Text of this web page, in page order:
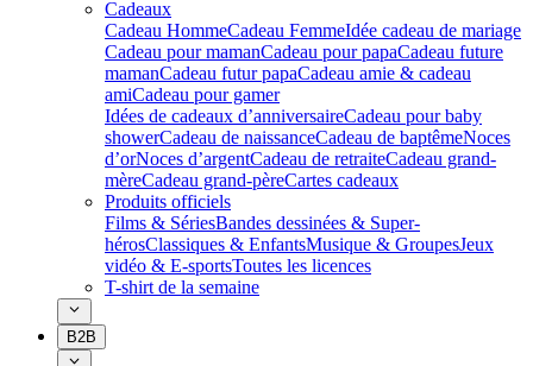
Cadeaux
Cadeau HommeCadeau FemmeIdée cadeau de mariage​
Cadeau pour mamanCadeau pour papaCadeau future
mamanCadeau futur papaCadeau amie & cadeau
amiCadeau pour gamer
Idées de cadeaux d’anniversaireCadeau pour baby
showerCadeau de naissanceCadeau de baptêmeNoces
d’orNoces d’argentCadeau de retraiteCadeau grand-
mèreCadeau grand-pèreCartes cadeaux
Produits officiels
Films & SériesBandes dessinées & Super-
hérosClassiques & EnfantsMusique & GroupesJeux
vidéo & E-sportsToutes les licences
T-shirt de la semaine
B2B